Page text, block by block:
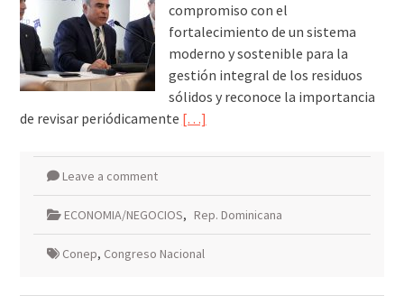
compromiso con el
fortalecimiento de un sistema
moderno y sostenible para la
gestión integral de los residuos
sólidos y reconoce la importancia
de revisar periódicamente […]
Leave a comment
ECONOMIA/NEGOCIOS, Rep. Dominicana
Conep, Congreso Nacional